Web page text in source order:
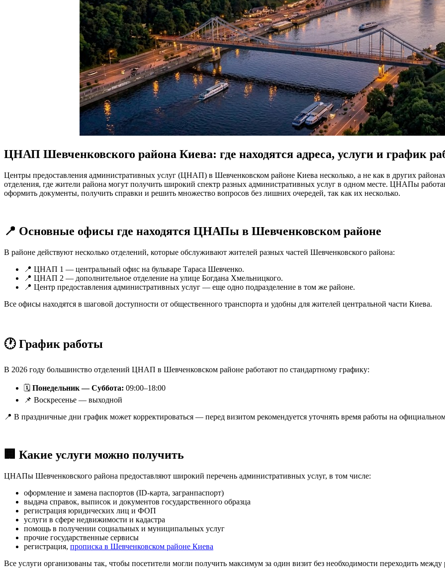
ЦНАП Шевченковского района Киева: где находятся адреса, услуги и график
Центры предоставления административных услуг (ЦНАП) в Шевченковском районе Киева несколько, а не как в других
отделения, где жители района могут получить широкий спектр разных административных услуг в одном месте. ЦНАПы
оформить документы, получить справки и решить множество вопросов без лишних очередей, так как их несколько.
📍 Основные офисы где находятся ЦНАПы в Шевченковском районе
В районе действуют несколько отделений, которые обслуживают жителей разных частей Шевченковского района:
📍 ЦНАП 1 — центральный офис на бульваре Тараса Шевченко.
📍 ЦНАП 2 — дополнительное отделение на улице Богдана Хмельницкого.
📍 Центр предоставления административных услуг — еще одно подразделение в том же районе.
Все офисы находятся в шаговой доступности от общественного транспорта и удобны для жителей центральной части Киева.
🕐 График работы
В 2026 году большинство отделений ЦНАП в Шевченковском районе работают по стандартному графику:
🗓 Понедельник — Суббота: 09:00–18:00
📌 Воскресенье — выходной
📍 В праздничные дни график может корректироваться — перед визитом рекомендуется уточнять время работы на
🏢 Какие услуги можно получить
ЦНАПы Шевченковского района предоставляют широкий перечень административных услуг, в том числе:
оформление и замена паспортов (ID-карта, загранпаспорт)
выдача справок, выписок и документов государственного образца
регистрация юридических лиц и ФОП
услуги в сфере недвижимости и кадастра
помощь в получении социальных и муниципальных услуг
прочие государственные сервисы
регистрация, прописка в Шевченковском районе Киева
Все услуги организованы так, чтобы посетители могли получить максимум за один визит без необходимости переходить